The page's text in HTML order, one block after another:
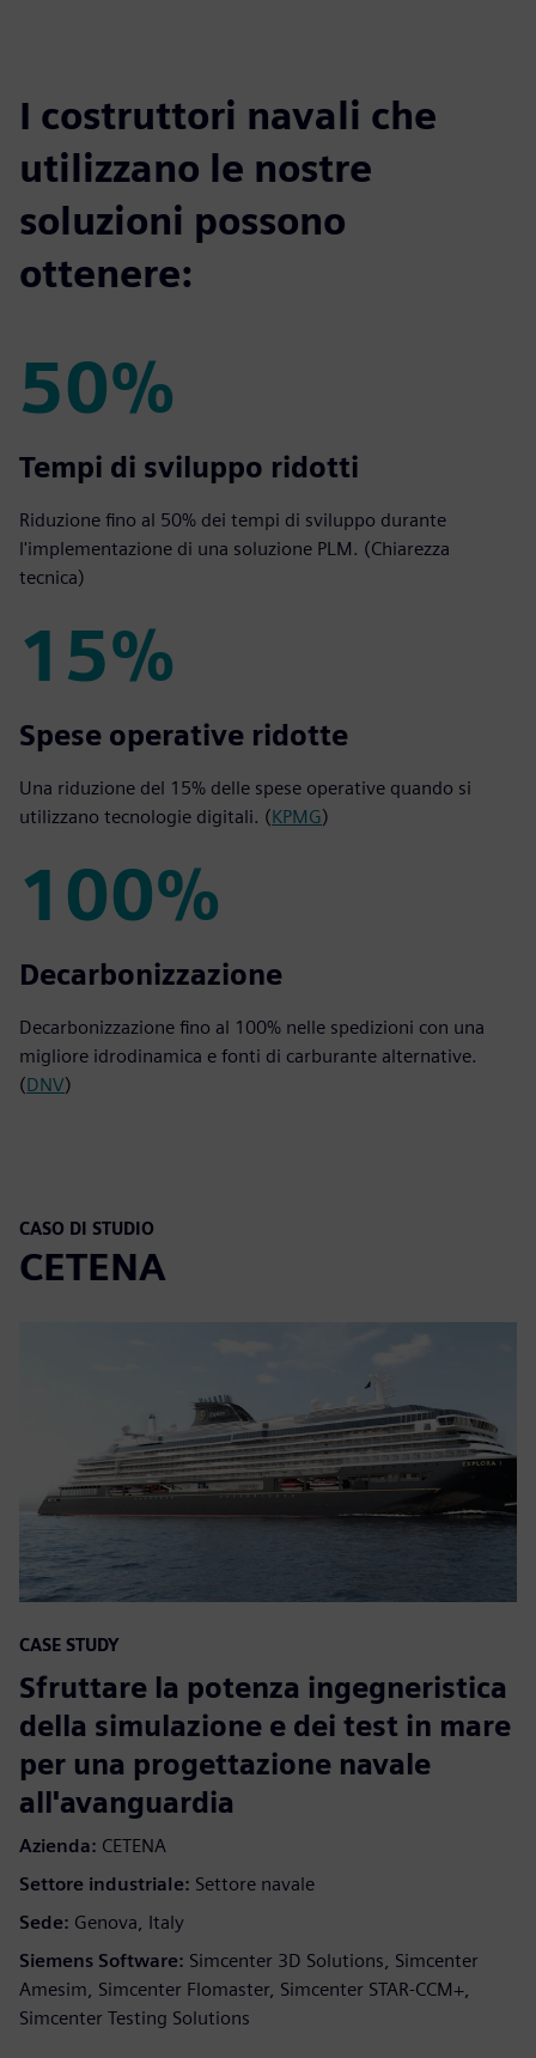
I costruttori navali che
utilizzano le nostre
soluzioni possono
ottenere:
50%
50%
Tempi di sviluppo ridotti
Riduzione fino al 50% dei tempi di sviluppo durante
l'implementazione di una soluzione PLM. (Chiarezza
tecnica)
15%
15%
Spese operative ridotte
Una riduzione del 15% delle spese operative quando si
utilizzano tecnologie digitali. (KPMG)
100%
100%
Decarbonizzazione
Decarbonizzazione fino al 100% nelle spedizioni con una
migliore idrodinamica e fonti di carburante alternative.
(DNV)
CASO DI STUDIO
CETENA
CASE STUDY
Sfruttare la potenza ingegneristica
della simulazione e dei test in mare
per una progettazione navale
all'avanguardia
Azienda: CETENA
Settore industriale: Settore navale
Sede: Genova, Italy
Siemens Software: Simcenter 3D Solutions, Simcenter
Amesim, Simcenter Flomaster, Simcenter STAR-CCM+,
Simcenter Testing Solutions